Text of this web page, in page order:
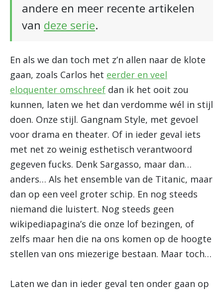
andere en meer recente artikelen
van deze serie.
En als we dan toch met z’n allen naar de klote
gaan, zoals Carlos het eerder en veel
eloquenter omschreef dan ik het ooit zou
kunnen, laten we het dan verdomme wél in stijl
doen. Onze stijl. Gangnam Style, met gevoel
voor drama en theater. Of in ieder geval iets
met net zo weinig esthetisch verantwoord
gegeven fucks. Denk Sargasso, maar dan…
anders… Als het ensemble van de Titanic, maar
dan op een veel groter schip. En nog steeds
niemand die luistert. Nog steeds geen
wikipediapagina’s die onze lof bezingen, of
zelfs maar hen die na ons komen op de hoogte
stellen van ons miezerige bestaan. Maar toch…
Laten we dan in ieder geval ten onder gaan op